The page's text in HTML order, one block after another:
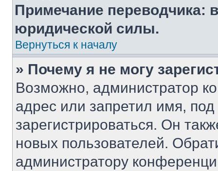
Примечание переводчика:
юридической силы.
Вернуться к началу
» Почему я не могу
Возможно, администратор
адрес или запретил имя,
зарегистрироваться. Он
новых пользователей.
администратору